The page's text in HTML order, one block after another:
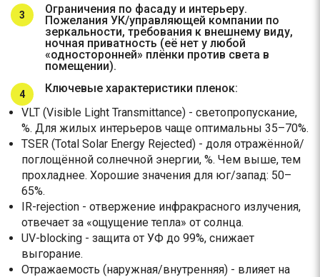
Ограничения по фасаду и интерьеру.
Пожелания УК/управляющей компании по
зеркальности, требования к внешнему виду,
ночная приватность (её нет у любой
«односторонней» плёнки против света в
помещении).
Ключевые характеристики пленок:
VLT (Visible Light Transmittance) - светопропускание,
%. Для жилых интерьеров чаще оптимальны 35–70%.
TSER (Total Solar Energy Rejected) - доля отражённой/
поглощённой солнечной энергии, %. Чем выше, тем
прохладнее. Хорошие значения для юг/запад: 50–
65%.
IR-rejection - отвержение инфракрасного излучения,
отвечает за «ощущение тепла» от солнца.
UV-blocking - защита от УФ до 99%, снижает
выгорание.
Отражаемость (наружная/внутренняя) - влияет на